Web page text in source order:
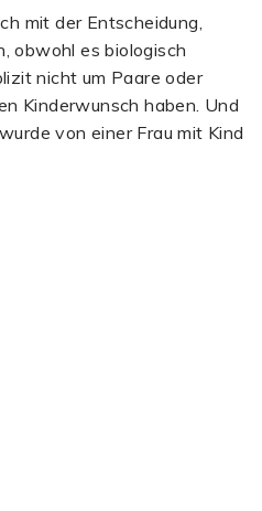
mit der Entscheidung,
obwohl es biologisch
nicht um Paare oder
Kinderwunsch haben. Und
von einer Frau mit Kind